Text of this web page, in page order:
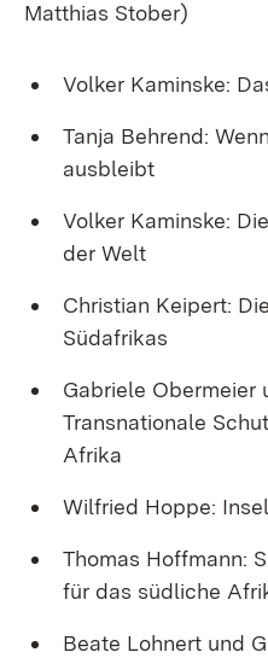
Matthias Stober)
Volker Kaminske:
Tanja Behrend:
ausbleibt
Volker Kaminske:
der Welt
Christian Keipert:
Südafrikas
Gabriele Obermeier
Transnationale
Afrika
Wilfried Hoppe:
Thomas Hoffmann:
für das südliche
Beate Lohnert und